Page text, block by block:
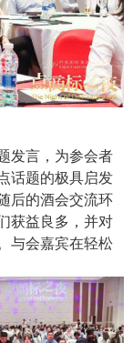
发言，为参会者
话题的极具启发
后的酒会交流环
获益良多，并对
与会嘉宾在轻松